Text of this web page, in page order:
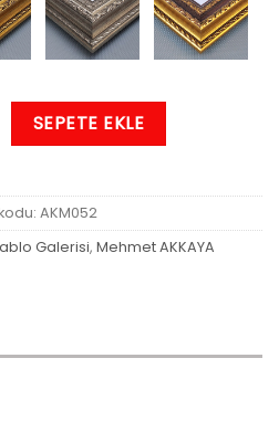
Tablo adet
SEPETE EKLE
AKM052
Galerisi, Mehmet AKKAYA